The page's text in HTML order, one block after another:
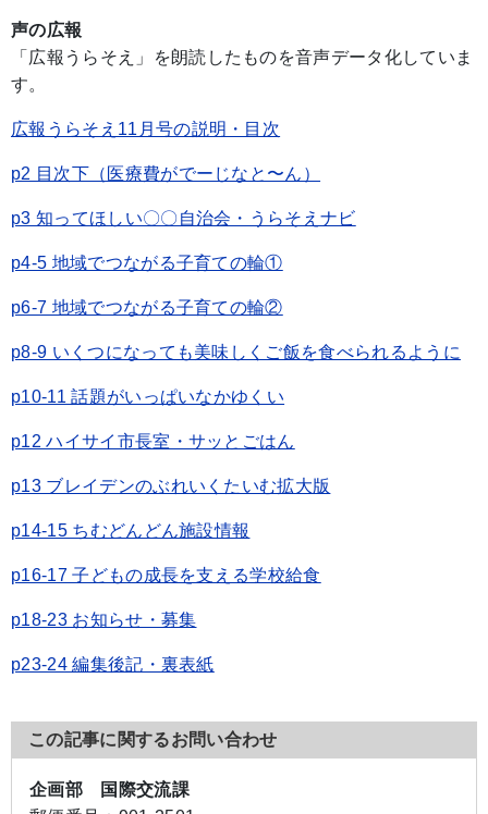
声の広報
「広報うらそえ」を朗読したものを音声データ化していま
す。
広報うらそえ11月号の説明・目次
p2 目次下（医療費がでーじなと〜ん）
p3 知ってほしい〇〇自治会・うらそえナビ
p4-5 地域でつながる子育ての輪①
p6-7 地域でつながる子育ての輪②
p8-9 いくつになっても美味しくご飯を食べられるように
p10-11 話題がいっぱいなかゆくい
p12 ハイサイ市長室・サッとごはん
p13 ブレイデンのぶれいくたいむ拡大版
p14-15 ちむどんどん施設情報
p16-17 子どもの成長を支える学校給食
p18-23 お知らせ・募集
p23-24 編集後記・裏表紙
この記事に関するお問い合わせ
企画部 国際交流課